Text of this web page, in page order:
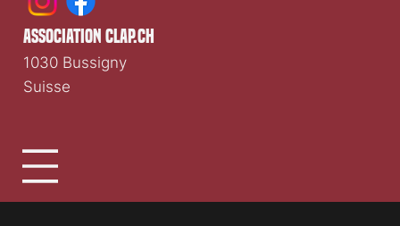
association clap.ch
1030 Bussigny
Suisse